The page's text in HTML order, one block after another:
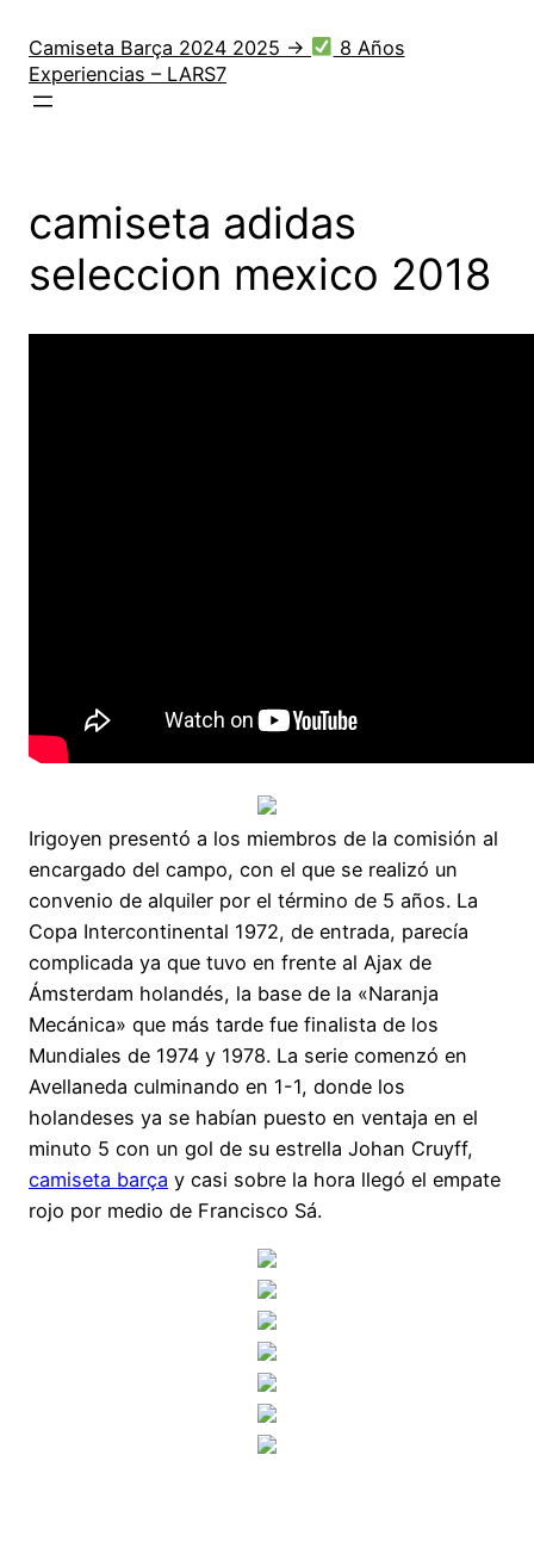
contenido
Camiseta Barça 2024 2025 →
8 Años
Experiencias – LARS7
camiseta adidas
seleccion mexico 2018
Irigoyen presentó a los miembros de la comisión al
encargado del campo, con el que se realizó un
convenio de alquiler por el término de 5 años. La
Copa Intercontinental 1972, de entrada, parecía
complicada ya que tuvo en frente al Ajax de
Ámsterdam holandés, la base de la «Naranja
Mecánica» que más tarde fue finalista de los
Mundiales de 1974 y 1978. La serie comenzó en
Avellaneda culminando en 1-1, donde los
holandeses ya se habían puesto en ventaja en el
minuto 5 con un gol de su estrella Johan Cruyff,
camiseta barça y casi sobre la hora llegó el empate
rojo por medio de Francisco Sá.